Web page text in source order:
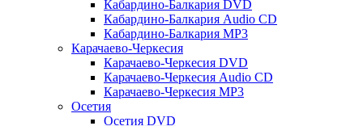
Кабардино-Балкария DVD
Кабардино-Балкария Audio CD
Кабардино-Балкария MP3
Карачаево-Черкесия
Карачаево-Черкесия DVD
Карачаево-Черкесия Audio CD
Карачаево-Черкесия MP3
Осетия
Осетия DVD